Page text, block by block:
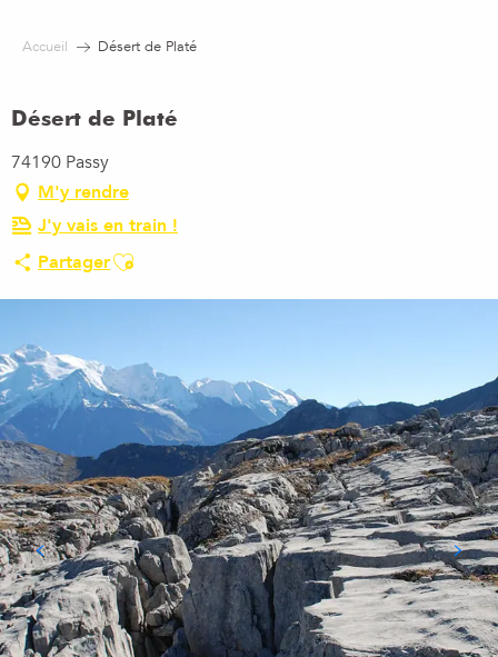
Accueil Désert de Platé
Désert de Platé
74190 Passy
M'y rendre
J'y vais en train !
PartagerAjouter aux favoris